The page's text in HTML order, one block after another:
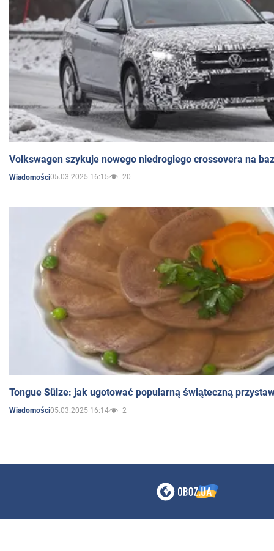
Volkswagen szykuje nowego niedrogiego crossovera na
Wiadomości05.03.2025 16:15 20
Tongue Sülze: jak ugotować popularną świąteczną
Wiadomości05.03.2025 16:14 2